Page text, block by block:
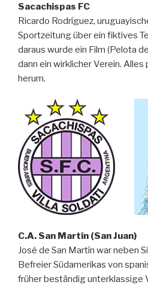
Sacachispas FC
Ricardo Rodríguez,
Sportzeitung über ein fiktives
daraus wurde ein Film (Pelota
dann ein wirklicher Verein.
herum.
C.A. San Martín (San Juan)
José de San Martín war neben
Befreier Südamerikas von
früher beständig unterklassige